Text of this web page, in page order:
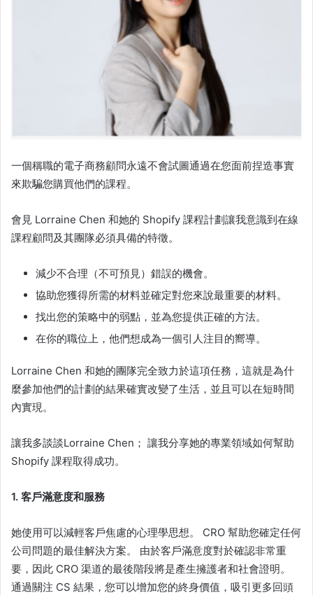
一個稱職的電子商務顧問永遠不會試圖通過在您面前捏造事實
來欺騙您購買他們的課程。
會見 Lorraine Chen 和她的 Shopify 課程計劃讓我意識到在線
課程顧問及其團隊必須具備的特徵。
減少不合理（不可預見）錯誤的機會。
協助您獲得所需的材料並確定對您來說最重要的材料。
找出您的策略中的弱點，並為您提供正確的方法。
在你的職位上，他們想成為一個引人注目的嚮導。
Lorraine Chen 和她的團隊完全致力於這項任務，這就是為什
麼參加他們的計劃的結果確實改變了生活，並且可以在短時間
內實現。
讓我多談談Lorraine Chen； 讓我分享她的專業領域如何幫助
Shopify 課程取得成功。
1. 客戶滿意度和服務
她使用可以減輕客戶焦慮的心理學思想。 CRO 幫助您確定任何
公司問題的最佳解決方案。 由於客戶滿意度對於確認非常重
要，因此 CRO 渠道的最後階段將是產生擁護者和社會證明。
通過關注 CS 結果，您可以增加您的終身價值，吸引更多回頭